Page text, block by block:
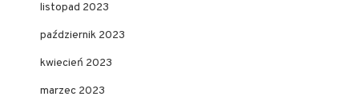
listopad 2023
październik 2023
kwiecień 2023
marzec 2023